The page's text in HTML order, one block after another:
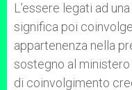
L’essere legati ad
significa poi
appartenenza nella
sostegno al ministero
di coinvolgimento